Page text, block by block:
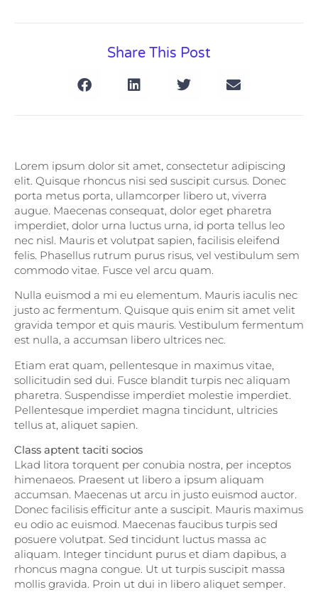
Share This Post
Lorem ipsum dolor sit amet, consectetur adipiscing
elit. Quisque rhoncus nisi sed suscipit cursus. Donec
porta metus porta, ullamcorper libero ut, viverra
augue. Maecenas consequat, dolor eget pharetra
imperdiet, dolor urna luctus urna, id porta tellus leo
nec nisl. Mauris et volutpat sapien, facilisis eleifend
felis. Phasellus rutrum purus risus, vel vestibulum sem
commodo vitae. Fusce vel arcu quam.
Nulla euismod a mi eu elementum. Mauris iaculis nec
justo ac fermentum. Quisque quis enim sit amet velit
gravida tempor et quis mauris. Vestibulum fermentum
est nulla, a accumsan libero ultrices nec.
Etiam erat quam, pellentesque in maximus vitae,
sollicitudin sed dui. Fusce blandit turpis nec aliquam
pharetra. Suspendisse imperdiet molestie imperdiet.
Pellentesque imperdiet magna tincidunt, ultricies
tellus at, aliquet sapien.
Class aptent taciti socios
Lkad litora torquent per conubia nostra, per inceptos
himenaeos. Praesent ut libero a ipsum aliquam
accumsan. Maecenas ut arcu in justo euismod auctor.
Donec facilisis efficitur ante a suscipit. Mauris maximus
eu odio ac euismod. Maecenas faucibus turpis sed
posuere volutpat. Sed tincidunt luctus massa ac
aliquam. Integer tincidunt purus et diam dapibus, a
rhoncus magna congue. Ut ut turpis suscipit massa
mollis gravida. Proin ut dui in libero aliquet semper.